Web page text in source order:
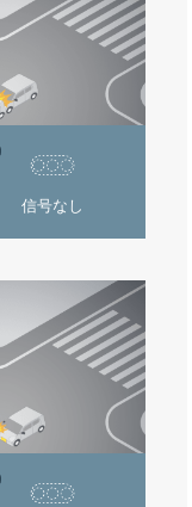
信号なし